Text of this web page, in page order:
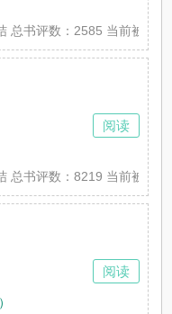
总书评数：2585 当前被收
总书评数：8219 当前被收
阅读
阅读